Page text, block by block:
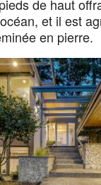
de haut
et il est
en pierre.